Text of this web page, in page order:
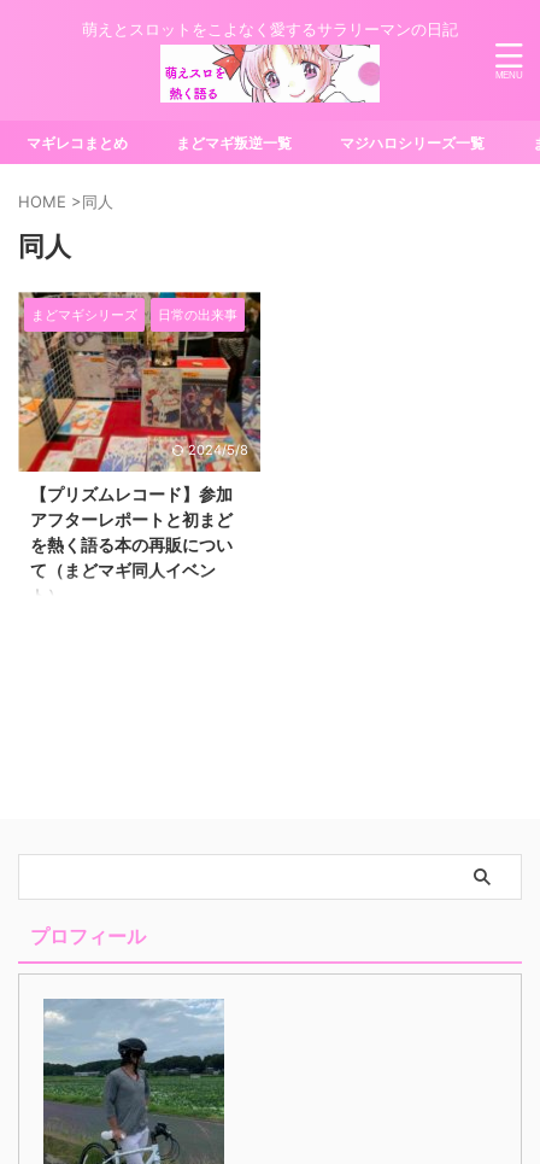
萌えとスロットをこよなく愛するサラリーマンの日記
マギレコまとめ まどマギ叛逆一覧 マジハロシリーズ一覧
HOME >同人
同人
まどマギシリーズ 日常の出来事
2024/5/8
【プリズムレコード】参加
アフターレポートと初まど
を熱く語る本の再販につい
て（まどマギ同人イベン
ト）
書いてるので 最後まで見てって
くださいね〜 プリズムレコード
前の フレンディア ...
プロフィール